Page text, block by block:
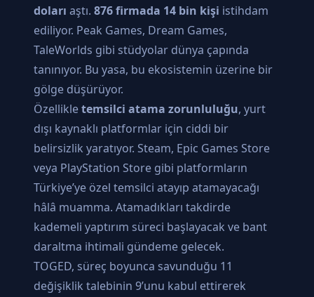
doları aştı. 876 firmada 14 bin kişi istihdam
ediliyor. Peak Games, Dream Games,
TaleWorlds gibi stüdyolar dünya çapında
tanınıyor. Bu yasa, bu ekosistemin üzerine bir
gölge düşürüyor.
Özellikletemsilci atama zorunluluğu, yurt
dışı kaynaklı platformlar için ciddi bir
belirsizlik yaratıyor. Steam, Epic Games Store
veya PlayStation Store gibi platformların
Türkiye’ye özel temsilci atayıp atamayacağı
hâlâ muamma. Atamadıkları takdirde
kademeli yaptırım süreci başlayacak ve bant
daraltma ihtimali gündeme gelecek.
TOGED, süreç boyunca savunduğu 11
değişiklik talebinin 9’unu kabul ettirerek